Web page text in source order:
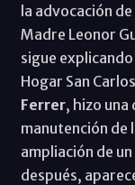
la advocación
Madre Leonor
sigue
Hogar San
Ferrer, hizo una
manutención de
ampliación de
después,